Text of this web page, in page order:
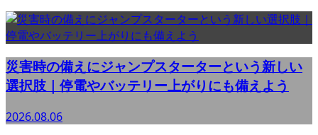
災害時の備えにジャンプスターターという新しい
選択肢｜停電やバッテリー上がりにも備えよう
2026.08.06